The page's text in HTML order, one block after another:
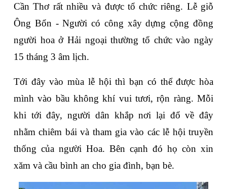
Cần Thơ rất nhiều và được tổ chức riêng. Lễ giỗ
Ông Bổn - Người có công xây dựng cộng đồng
người hoa ở Hải ngoại thường tổ chức vào ngày
15 tháng 3 âm lịch.
Tới đây vào mùa lễ hội thì bạn có thể được hòa
mình vào bầu không khí vui tươi, rộn ràng. Mỗi
khi tới đây, người dân khắp nơi lại đổ về đây
nhằm chiêm bái và tham gia vào các lễ hội truyền
thống của người Hoa. Bên cạnh đó họ còn xin
xăm và cầu bình an cho gia đình, bạn bè.